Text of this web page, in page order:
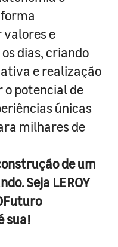
e
dias, criando
e realização
potencial de
únicas
milhares de
de um
Seja LEROY
sua!